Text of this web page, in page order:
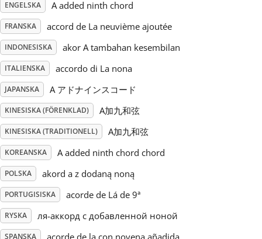
Tiếng Việt
Türkçe
Українська
简体中文
繁體中文
ENGELSKA A added ninth chord
FRANSKA accord de La neuvième ajoutée
INDONESISKA akor A tambahan kesembilan
ITALIENSKA accordo di La nona
JAPANSKA A アドナインスコード
KINESISKA (FÖRENKLAD) A加九和弦
KINESISKA (TRADITIONELL) A加九和弦
KOREANSKA A added ninth chord chord
POLSKA akord a z dodaną noną
PORTUGISISKA acorde de Lá de 9ª
RYSKA ля-аккорд с добавленной ноной
SPANSKA